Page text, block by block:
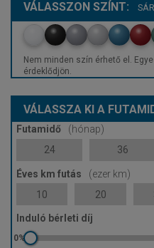
VÁLASSZON SZÍNT:
Nem minden szín érhető el.
érdeklődjön.
VÁLASSZA KI A
Futamidő
(hónap)
24
36
Éves km futás
(ezer km)
10
20
Induló bérleti díj